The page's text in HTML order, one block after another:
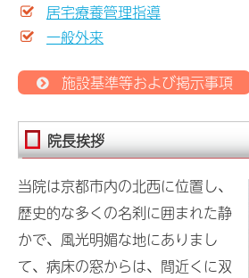
居宅療養管理指導
一般外来
施設基準等および掲示事項
院長挨拶
当院は京都市内の北西に位置し、
歴史的な多くの名刹に囲まれた静
かで、風光明媚な地にありまし
て、病床の窓からは、間近くに双